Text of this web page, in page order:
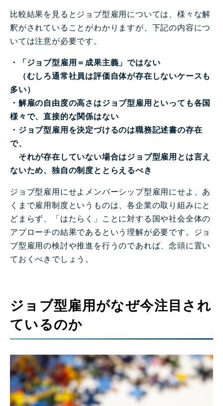
比較結果を見るとジョブ型雇用については、様々な解
釈がされていることがわかりますが、下記の内容につ
いては注意が必要です。
・「ジョブ型雇用＝成果主義」ではない
（むしろ通常社員は評価自体が存在しないケースも
多い）
・解雇の自由度の高さはジョブ型雇用といっても各国
様々で、直接的な関係はない
・ジョブ型雇用を決定づけるのは職務記述書の存在
で、
それが存在していない場合はジョブ型雇用とは言え
ないため、独自の制度ととらえるべき
ジョブ型雇用にせよメンバーシップ型雇用にせよ、あ
くまで雇用制度というものは、各企業の取り組みにと
どまらず、「はたらく」ことに対する国や社会全体の
アプローチの結果であるという理解が必要です。ジョ
ブ型雇用の検討や推進を行うのであれば、念頭に置い
ておくべきでしょう。
ジョブ型雇用がなぜ今注目され
ているのか